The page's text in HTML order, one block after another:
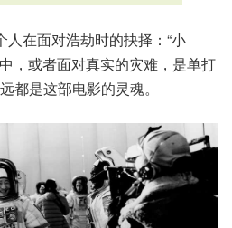
人在面对浩劫时的抉择：“小
，或者面对真实的灾难，是单打
都是这部电影的灵魂。